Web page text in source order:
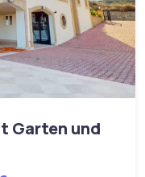
Garten und